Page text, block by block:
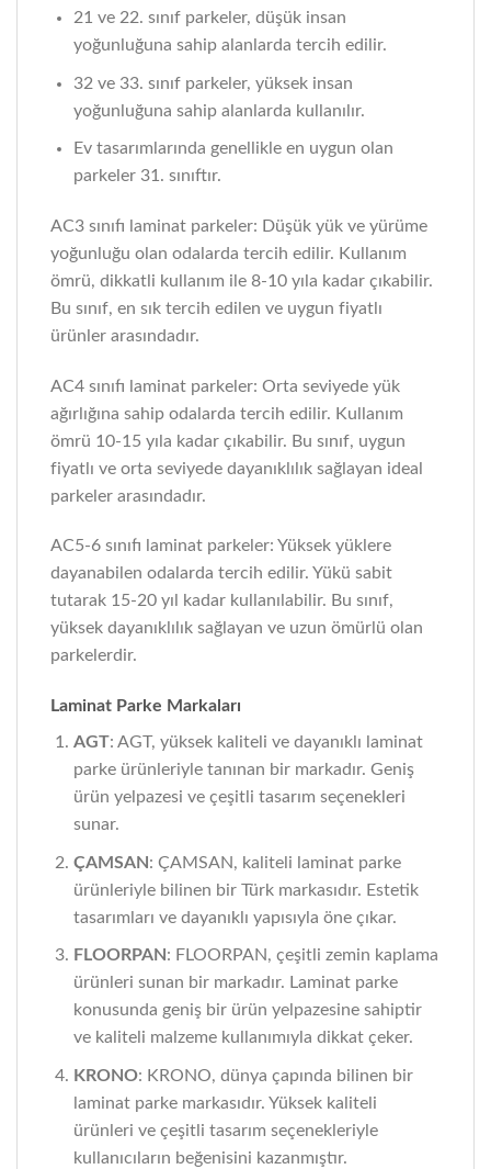
21 ve 22. sınıf parkeler, düşük insan
yoğunluğuna sahip alanlarda tercih edilir.
32 ve 33. sınıf parkeler, yüksek insan
yoğunluğuna sahip alanlarda kullanılır.
Ev tasarımlarında genellikle en uygun olan
parkeler 31. sınıftır.
AC3 sınıfı laminat parkeler: Düşük yük ve yürüme
yoğunluğu olan odalarda tercih edilir. Kullanım
ömrü, dikkatli kullanım ile 8-10 yıla kadar çıkabilir.
Bu sınıf, en sık tercih edilen ve uygun fiyatlı
ürünler arasındadır.
AC4 sınıfı laminat parkeler: Orta seviyede yük
ağırlığına sahip odalarda tercih edilir. Kullanım
ömrü 10-15 yıla kadar çıkabilir. Bu sınıf, uygun
fiyatlı ve orta seviyede dayanıklılık sağlayan ideal
parkeler arasındadır.
AC5-6 sınıfı laminat parkeler: Yüksek yüklere
dayanabilen odalarda tercih edilir. Yükü sabit
tutarak 15-20 yıl kadar kullanılabilir. Bu sınıf,
yüksek dayanıklılık sağlayan ve uzun ömürlü olan
parkelerdir.
Laminat Parke Markaları
AGT: AGT, yüksek kaliteli ve dayanıklı laminat
parke ürünleriyle tanınan bir markadır. Geniş
ürün yelpazesi ve çeşitli tasarım seçenekleri
sunar.
ÇAMSAN : ÇAMSAN, kaliteli laminat parke
ürünleriyle bilinen bir Türk markasıdır. Estetik
tasarımları ve dayanıklı yapısıyla öne çıkar.
FLOORPAN : FLOORPAN, çeşitli zemin kaplama
ürünleri sunan bir markadır. Laminat parke
konusunda geniş bir ürün yelpazesine sahiptir
ve kaliteli malzeme kullanımıyla dikkat çeker.
KRONO: KRONO, dünya çapında bilinen bir
laminat parke markasıdır. Yüksek kaliteli
ürünleri ve çeşitli tasarım seçenekleriyle
kullanıcıların beğenisini kazanmıştır.